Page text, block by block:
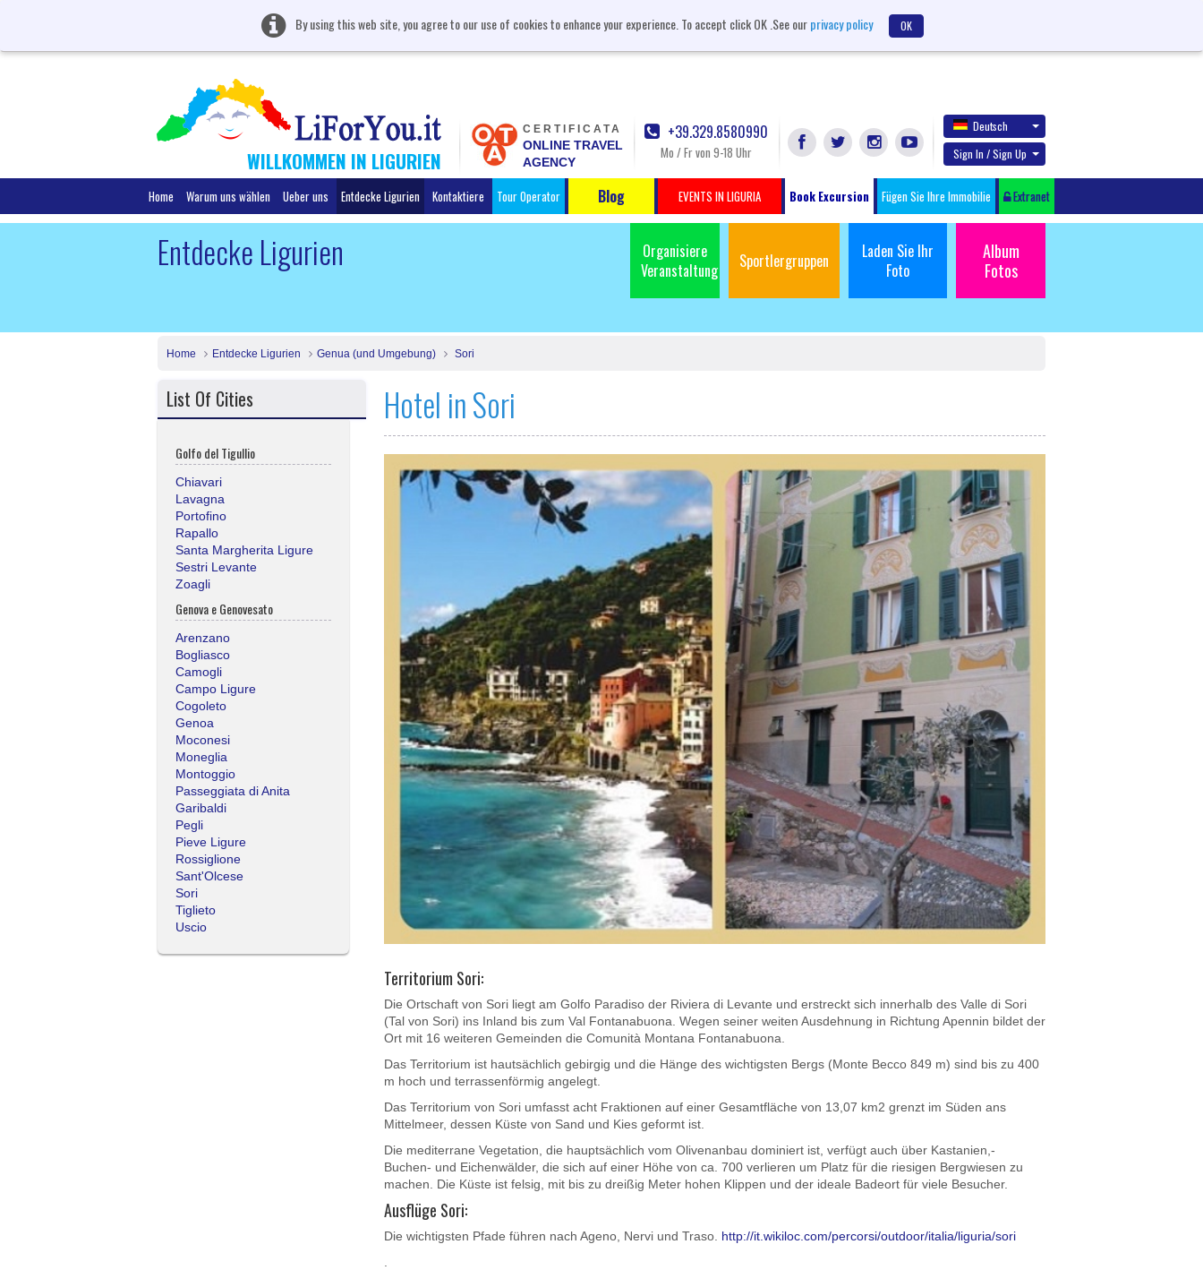
By using this web site, you agree to our use of cookies to enhance your experience. To accept click OK .See ourprivacy policy OK
WILLKOMMEN IN LIGURIEN
CERTIFICATA
ONLINE TRAVEL
AGENCY
+39.329.8580990
Mo / Fr von 9-18 Uhr
Deutsch
Sign In / Sign Up
Home Warum uns wählen Ueber uns Entdecke Ligurien Kontaktiere Tour Operator Blog EVENTS IN LIGURIA Book Excursion Fügen Sie Ihre Immobilie Extranet
Organisiere
Veranstaltung
Sportlergruppen
Laden Sie Ihr
Foto
Album
Fotos
Entdecke Ligurien
Home Entdecke Ligurien Genua (und Umgebung) Sori
List Of Cities
Golfo del Tigullio
Chiavari
Lavagna
Portofino
Rapallo
Santa Margherita Ligure
Sestri Levante
Zoagli
Genova e Genovesato
Arenzano
Bogliasco
Camogli
Campo Ligure
Cogoleto
Genoa
Moconesi
Moneglia
Montoggio
Passeggiata di Anita
Garibaldi
Pegli
Pieve Ligure
Rossiglione
Sant'Olcese
Sori
Tiglieto
Uscio
Hotel in Sori
Territorium Sori:
Die Ortschaft von Sori liegt am Golfo Paradiso der Riviera di Levante und erstreckt sich innerhalb des Valle di Sori
(Tal von Sori) ins Inland bis zum Val Fontanabuona. Wegen seiner weiten Ausdehnung in Richtung Apennin bildet der
Ort mit 16 weiteren Gemeinden die Comunità Montana Fontanabuona.
Das Territorium ist hautsächlich gebirgig und die Hänge des wichtigsten Bergs (Monte Becco 849 m) sind bis zu 400
m hoch und terrassenförmig angelegt.
Das Territorium von Sori umfasst acht Fraktionen auf einer Gesamtfläche von 13,07 km2 grenzt im Süden ans
Mittelmeer, dessen Küste von Sand und Kies geformt ist.
Die mediterrane Vegetation, die hauptsächlich vom Olivenanbau dominiert ist, verfügt auch über Kastanien,-
Buchen- und Eichenwälder, die sich auf einer Höhe von ca. 700 verlieren um Platz für die riesigen Bergwiesen zu
machen. Die Küste ist felsig, mit bis zu dreißig Meter hohen Klippen und der ideale Badeort für viele Besucher.
Ausflüge Sori:
Die wichtigsten Pfade führen nach Ageno, Nervi und Traso. http://it.wikiloc.com/percorsi/outdoor/italia/liguria/sori